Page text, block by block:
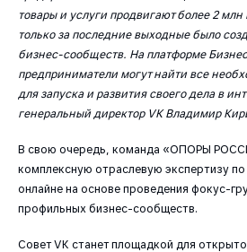
товары и услуги продвигают более 2
только за последние выходные было
бизнес-сообществ. На платформе
предприниматели могут найти все
для запуска и развития своего дела в
генеральный директор VK Владимир
В свою очередь, команда «ОПОРЫ
комплексную отраслевую экспертизу
онлайне на основе проведения фокус-
профильных бизнес-сообществ.
Совет VK станет площадкой для